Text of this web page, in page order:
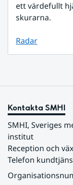
ett värdefullt
skurarna.
Radar
Kontakta SMHI
SMHI, Sveriges
institut
Reception och
Telefon